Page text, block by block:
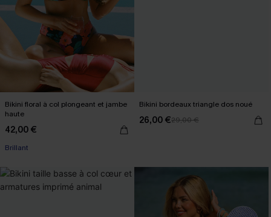
Bikini floral à col plongeant et jambe
haute
42,00 €
Brillant
Bikini bordeaux triangle dos noué
26,00 €29,00 €